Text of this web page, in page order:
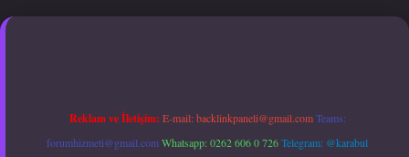
hiltonbet güncel giriş
Reklam ve İletişim: E-mail:backlinkpaneli@gmail.com Teams:
forumhizmeti@gmail.comWhatsapp: 0262 606 0 726Telegram: @karabul